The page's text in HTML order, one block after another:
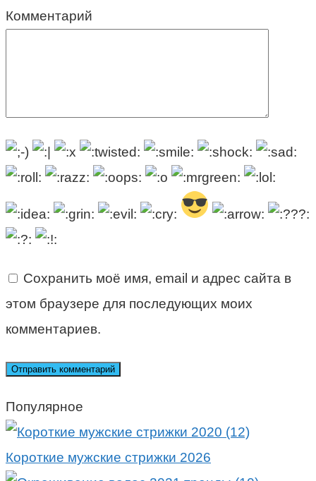
Комментарий
Сохранить моё имя, email и адрес сайта в
этом браузере для последующих моих
комментариев.
Популярное
Короткие мужские стрижки 2026